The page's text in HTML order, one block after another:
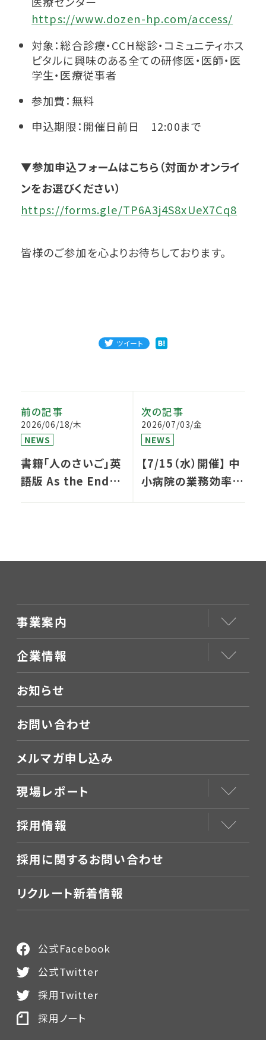
https://www.dozen-hp.com/access/
対象：総合診療・CCH総診・コミュニティホス
ピタルに興味のある全ての研修医・医師・医
学生・医療従事者
参加費：無料
申込期限：開催日前日 12:00まで
▼参加申込フォームはこちら（対面かオンライ
ンをお選びください）
https://forms.gle/TP6A3j4S8xUeX7Cq8
皆様のご参加を心よりお待ちしております。
ツイート
前の記事
2026/06/18/木
NEWS
書籍「人のさいご」英
語版 As the End
次の記事
2026/07/03/金
NEWS
【7/15（水）開催】 中
小病院の業務効率化
事業案内
企業情報
お知らせ
お問い合わせ
メルマガ申し込み
現場レポート
採用情報
採用に関するお問い合わせ
リクルート新着情報
公式Facebook
公式Twitter
採用Twitter
採用ノート